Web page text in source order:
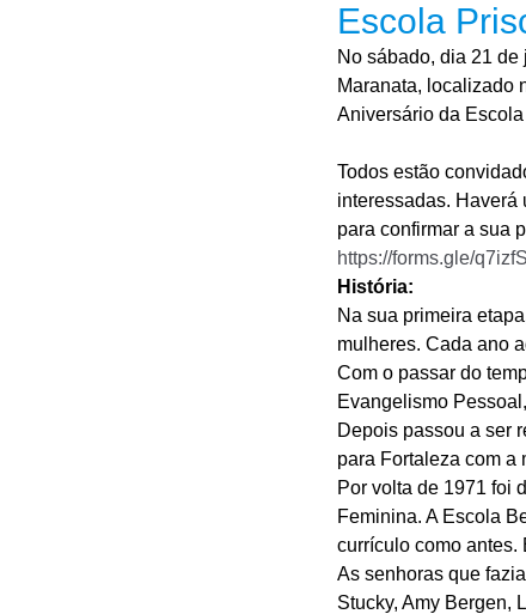
Escola
No sábado, dia 21
Maranata, localizado
Aniversário da
Todos estão
interessadas. Haverá
para confirmar a sua
https://forms.gle/
História:
Na sua primeira
mulheres. Cada ano
Com o passar do
Evangelismo
Depois passou a ser
para Fortaleza com a
Por volta de 1971 foi
Feminina. A Escola
currículo como
As senhoras que
Stucky, Amy Bergen,